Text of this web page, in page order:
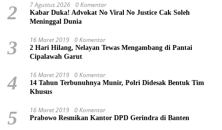
2 7 Agustus 2026 0 Komentar
Kabar Duka! Advokat No Viral No Justice Cak Soleh
Meninggal Dunia
3 16 Maret 2019 0 Komentar
2 Hari Hilang, Nelayan Tewas Mengambang di Pantai
Cipalawah Garut
4 16 Maret 2019 0 Komentar
14 Tahun Terbunuhnya Munir, Polri Didesak Bentuk Tim
Khusus
5 16 Maret 2019 0 Komentar
Prabowo Resmikan Kantor DPD Gerindra di Banten